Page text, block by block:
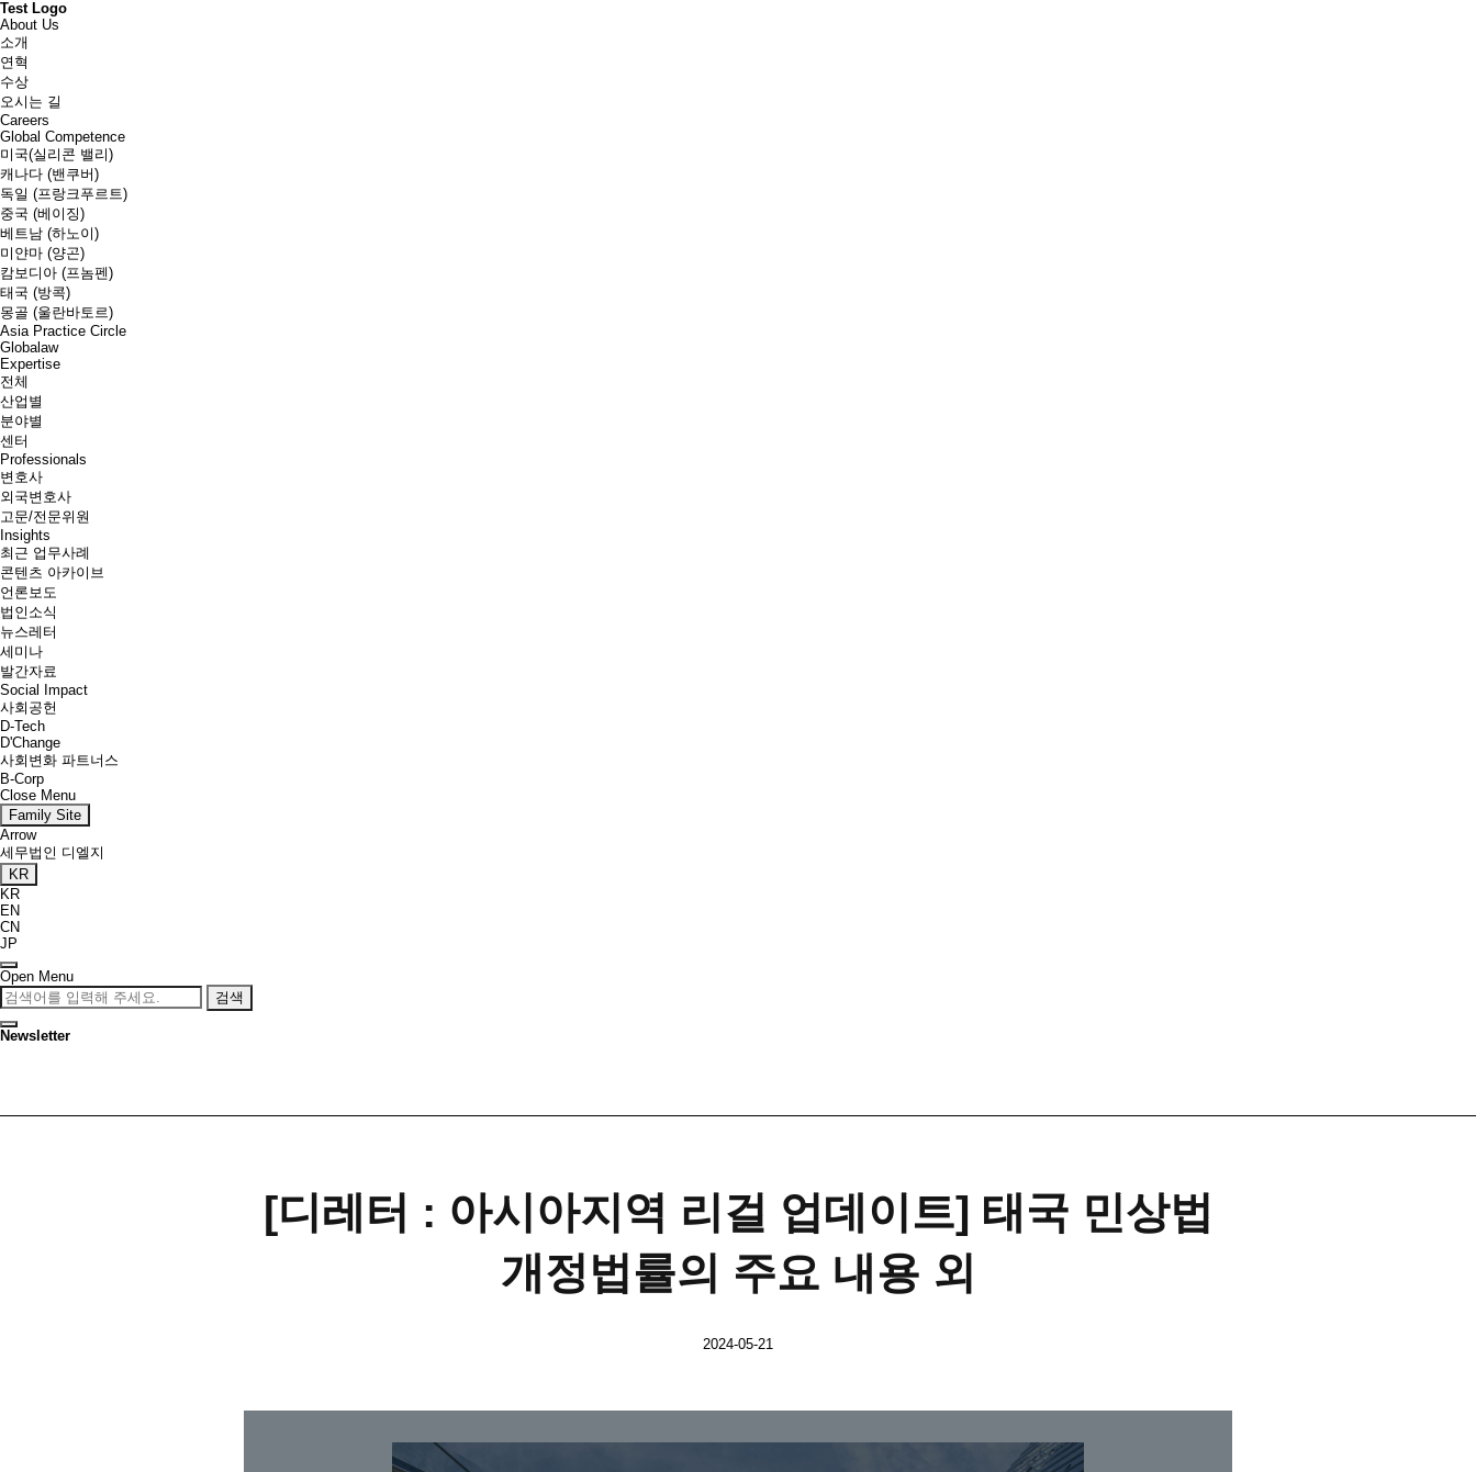
Test Logo
About Us
소개
연혁
수상
오시는 길
Careers
Global Competence
미국(실리콘 밸리)
캐나다 (밴쿠버)
독일 (프랑크푸르트)
중국 (베이징)
베트남 (하노이)
미얀마 (양곤)
캄보디아 (프놈펜)
태국 (방콕)
몽골 (울란바토르)
Asia Practice Circle
Globalaw
Expertise
전체
산업별
분야별
센터
Professionals
변호사
외국변호사
고문/전문위원
Insights
최근 업무사례
콘텐츠 아카이브
언론보도
법인소식
뉴스레터
세미나
발간자료
Social Impact
사회공헌
D-Tech
D'Change
사회변화 파트너스
B-Corp
Close Menu
Family Site
Arrow
세무법인 디엘지
KR
KR
EN
CN
JP
Open Menu
검색
Newsletter
[디레터 : 아시아지역 리걸 업데이트] 태국 민상법
개정법률의 주요 내용 외
2024-05-21